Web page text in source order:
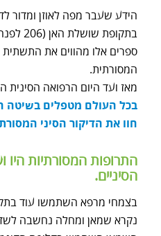
הידע שעבר מפה לאוזן ומדור
בתקופת שושלת האן (206 לפנה"ס ועד 220 לספירה).
ספרים אלו מהווים את
המסורתית.
מאז ועד היום הרפואה
בכל העולם מטפלים בשיטה
חוו את הדיקור הסיני
התרופות המסורתיות היו
הסיניים.
בצמחי מרפא השתמשו עוד
נקרא שמאן ומחלה נחשבה